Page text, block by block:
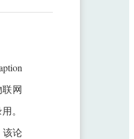
联网
。
该论